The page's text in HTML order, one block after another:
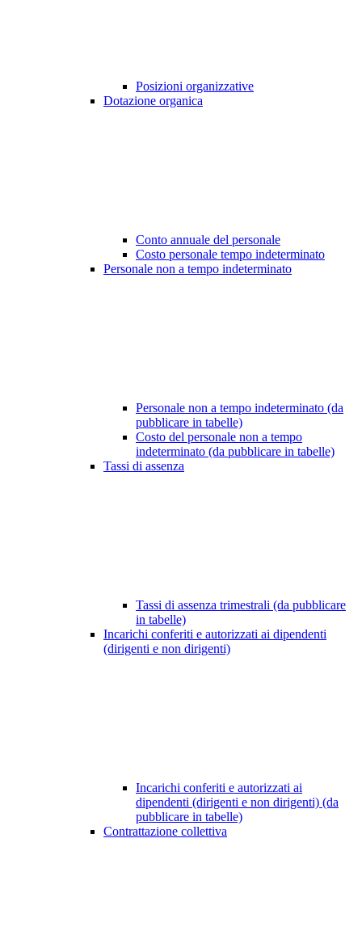
Posizioni organizzative
Dotazione organica
Conto annuale del personale
Costo personale tempo indeterminato
Personale non a tempo indeterminato
Personale non a tempo indeterminato (da
pubblicare in tabelle)
Costo del personale non a tempo
indeterminato (da pubblicare in tabelle)
Tassi di assenza
Tassi di assenza trimestrali (da pubblicare
in tabelle)
Incarichi conferiti e autorizzati ai dipendenti
(dirigenti e non dirigenti)
Incarichi conferiti e autorizzati ai
dipendenti (dirigenti e non dirigenti) (da
pubblicare in tabelle)
Contrattazione collettiva